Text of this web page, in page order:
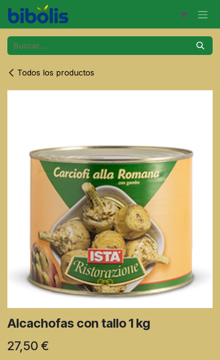
Ir al contenido
Todos los productos
Alcachofas con tallo 1 kg
27,50 €